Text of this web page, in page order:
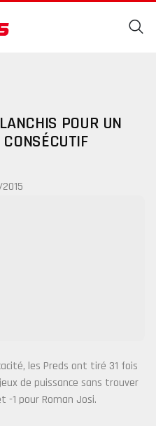
POUR UN
les Preds ont tiré 31 fois
de puissance sans trouver
-1 pour Roman Josi.